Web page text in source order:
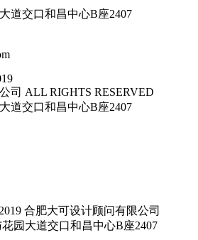
道交口和昌中心B座2407
司 ALL RIGHTS RESERVED
道交口和昌中心B座2407
合肥大可设计顾问有限公司
园大道交口和昌中心B座2407